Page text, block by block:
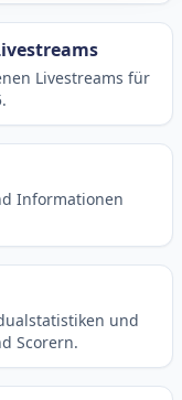
Livestreams für
Informationen
und
Scorern.